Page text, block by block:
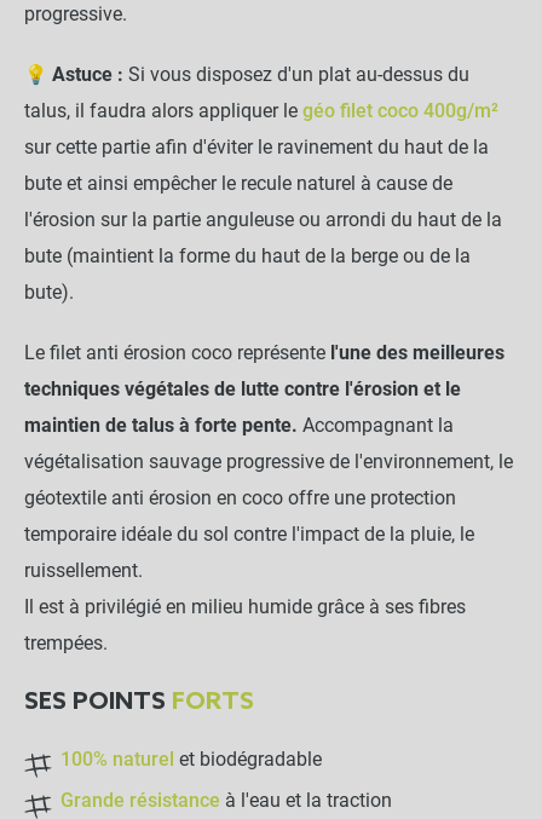
Géo Filet Coco anti érosion - 740g/m²
- Balle de 50m pliée
Dimension : 2 x 50 m
270,00 €
close
NOTRE RECOMMANDATION POUR
UNE POSE EN TOUTE TRANQUILLITÉ
Lot de 250 ancrages au sol
en bois de hêtre et chêne
135,90 € - +
LES PRODUITS ALTERNATIFS
Lot de 100 agrafes Métal
20x20x20cm - Sol meuble
14,90 €
progressive.
💡 Astuce : Si vous disposez d'un plat au-dessus du
talus, il faudra alors appliquer le géo filet coco 400g/m²
sur cette partie afin d'éviter le ravinement du haut de la
bute et ainsi empêcher le recule naturel à cause de
l'érosion sur la partie anguleuse ou arrondi du haut de la
bute (maintient la forme du haut de la berge ou de la
bute).
Le filet anti érosion coco représente l'une des meilleures
techniques végétales de lutte contre l'érosion et le
maintien de talus à forte pente. Accompagnant la
végétalisation sauvage progressive de l'environnement, le
géotextile anti érosion en coco offre une protection
temporaire idéale du sol contre l'impact de la pluie, le
ruissellement.
Il est à privilégié en milieu humide grâce à ses fibres
trempées.
SES POINTS FORTS
100% naturel et biodégradable
Grande résistance à l'eau et la traction